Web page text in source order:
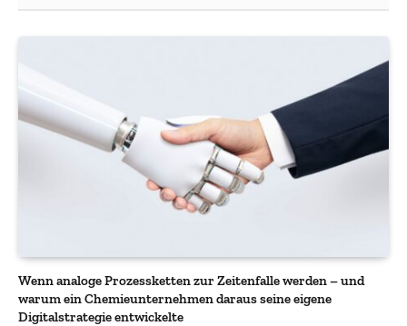
Wenn analoge Prozessketten zur Zeitenfalle werden – und
warum ein Chemieunternehmen daraus seine eigene
Digitalstrategie entwickelte